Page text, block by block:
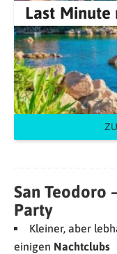
Last
San Teodoro
Party
Kleiner, aber
einigen Nachtclubs